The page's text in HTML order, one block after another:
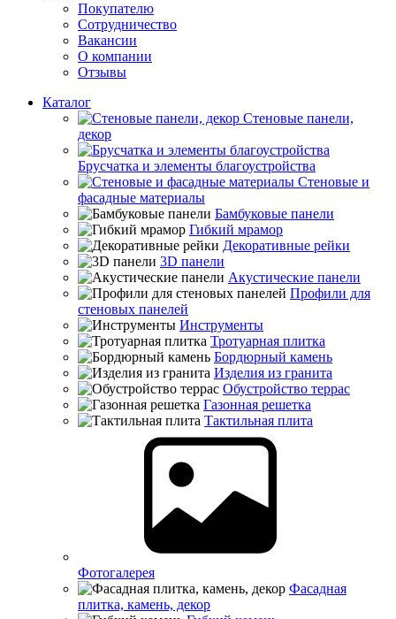
Покупателю
Сотрудничество
Вакансии
О компании
Отзывы
Каталог
Стеновые панели,
декор
Брусчатка и элементы благоустройства
Стеновые и
фасадные материалы
Бамбуковые панели
Гибкий мрамор
Декоративные рейки
3D панели
Акустические панели
Профили для
стеновых панелей
Инструменты
Тротуарная плитка
Бордюрный камень
Изделия из гранита
Обустройство террас
Газонная решетка
Тактильная плита
Фотогалерея
Фасадная
плитка, камень, декор